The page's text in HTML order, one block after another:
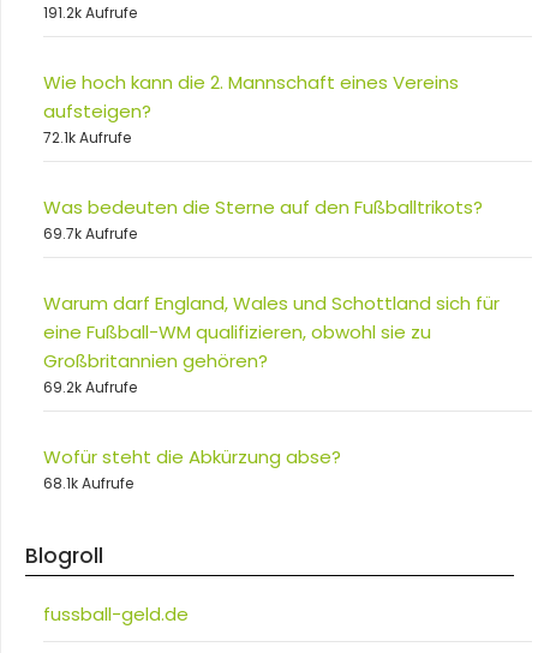
191.2k Aufrufe
Wie hoch kann die 2. Mannschaft eines Vereins
aufsteigen?
72.1k Aufrufe
Was bedeuten die Sterne auf den Fußballtrikots?
69.7k Aufrufe
Warum darf England, Wales und Schottland sich für
eine Fußball-WM qualifizieren, obwohl sie zu
Großbritannien gehören?
69.2k Aufrufe
Wofür steht die Abkürzung abse?
68.1k Aufrufe
Blogroll
fussball-geld.de